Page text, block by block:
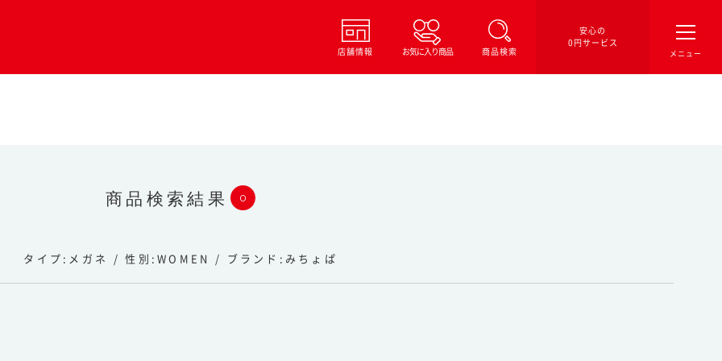
店舗情報 お気に入り商品 商品検索
安心の
0円サービス
商品検索結果 0
タイプ メガネ 性別 WOMEN ブランド みちょぱ